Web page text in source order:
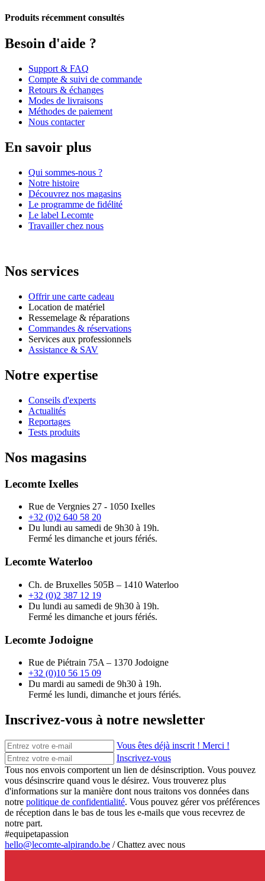
Produits récemment consultés
Besoin d'aide ?
Support & FAQ
Compte & suivi de commande
Retours & échanges
Modes de livraisons
Méthodes de paiement
Nous contacter
En savoir plus
Qui sommes-nous ?
Notre histoire
Découvrez nos magasins
Le programme de fidélité
Le label Lecomte
Travailler chez nous
Nos services
Offrir une carte cadeau
Location de matériel
Ressemelage & réparations
Commandes & réservations
Services aux professionnels
Assistance & SAV
Notre expertise
Conseils d'experts
Actualités
Reportages
Tests produits
Nos magasins
Lecomte Ixelles
Rue de Vergnies 27 - 1050 Ixelles
+32 (0)2 640 58 20
Du lundi au samedi de 9h30 à 19h.
Fermé les dimanche et jours fériés.
Lecomte Waterloo
Ch. de Bruxelles 505B – 1410 Waterloo
+32 (0)2 387 12 19
Du lundi au samedi de 9h30 à 19h.
Fermé les dimanche et jours fériés.
Lecomte Jodoigne
Rue de Piétrain 75A – 1370 Jodoigne
+32 (0)10 56 15 09
Du mardi au samedi de 9h30 à 19h.
Fermé les lundi, dimanche et jours fériés.
Inscrivez-vous à notre newsletter
Vous êtes déjà inscrit ! Merci !
Inscrivez-vous
Tous nos envois comportent un lien de désinscription. Vous pouvez
vous désinscrire quand vous le désirez. Vous trouverez plus
d'informations sur la manière dont nous traitons vos données dans
notre politique de confidentialité. Vous pouvez gérer vos préférences
de réception dans le bas de tous les e-mails que vous recevrez de
notre part.
#equipetapassion
hello@lecomte-alpirando.be /Chattez avec nous